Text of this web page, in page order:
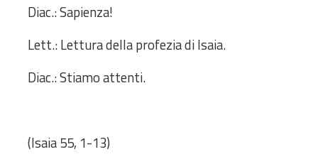
Diac.: Sapienza!
Lett.: Lettura della profezia di Isaia.
Diac.: Stiamo attenti.
(Isaia 55, 1-13)